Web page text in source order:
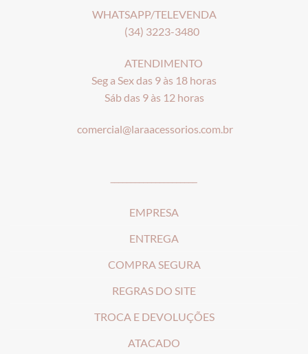
WHATSAPP/TELEVENDA
(34) 3223-3480
ATENDIMENTO
Seg a Sex das 9 às 18 horas
Sáb das 9 às 12 horas
comercial@laraacessorios.com.br
EMPRESA
ENTREGA
COMPRA SEGURA
REGRAS DO SITE
TROCA E DEVOLUÇÕES
ATACADO